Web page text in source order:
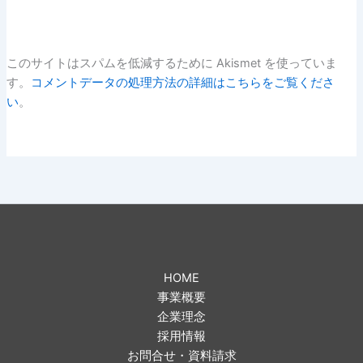
このサイトはスパムを低減するために Akismet を使っていま
す。
コメントデータの処理方法の詳細はこちらをご覧くださ
い。
HOME
事業概要
企業理念
採用情報
お問合せ・資料請求